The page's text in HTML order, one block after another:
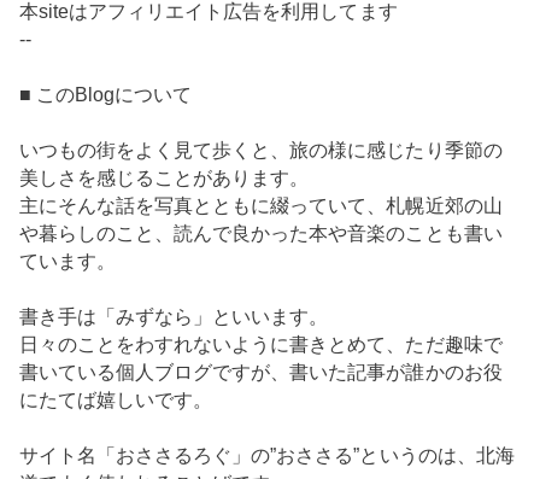
本siteはアフィリエイト広告を利用してます
--
■ このBlogについて
いつもの街をよく見て歩くと、旅の様に感じたり季節の
美しさを感じることがあります。
主にそんな話を写真とともに綴っていて、札幌近郊の山
や暮らしのこと、読んで良かった本や音楽のことも書い
ています。
書き手は「みずなら」といいます。
日々のことをわすれないように書きとめて、ただ趣味で
書いている個人ブログですが、書いた記事が誰かのお役
にたてば嬉しいです。
サイト名「おささるろぐ」の”おささる”というのは、北海